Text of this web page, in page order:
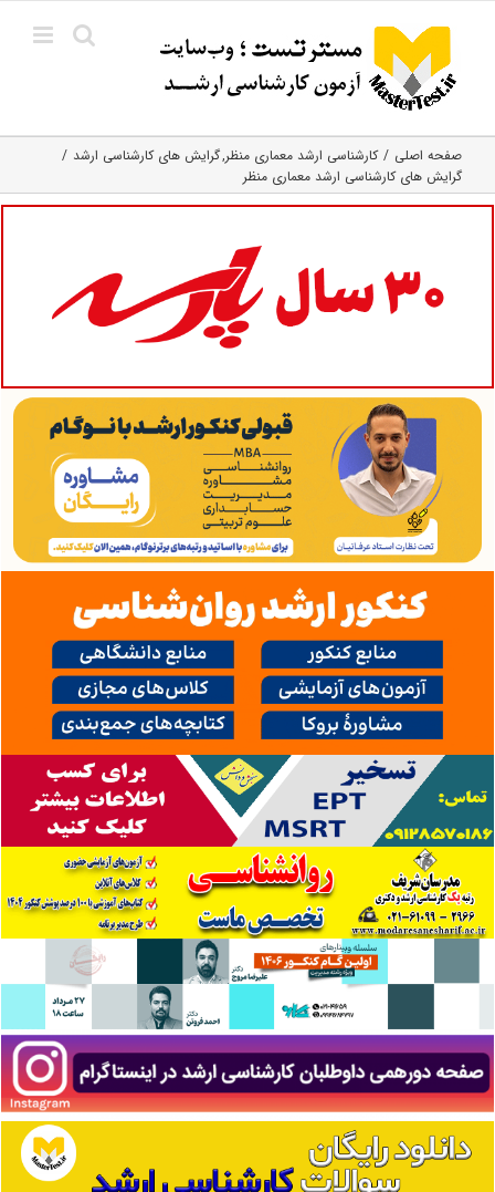
content
صفحه اصلی کارشناسی ارشد معماری منظر گرایش های کارشناسی ارشد
گرایش های کارشناسی ارشد معماری منظر